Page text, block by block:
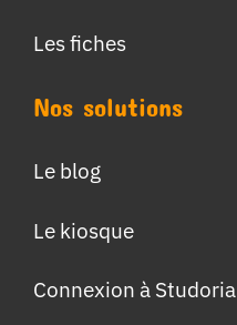
Les fiches
Nos solutions
Le blog
Le kiosque
Connexion à Studoria